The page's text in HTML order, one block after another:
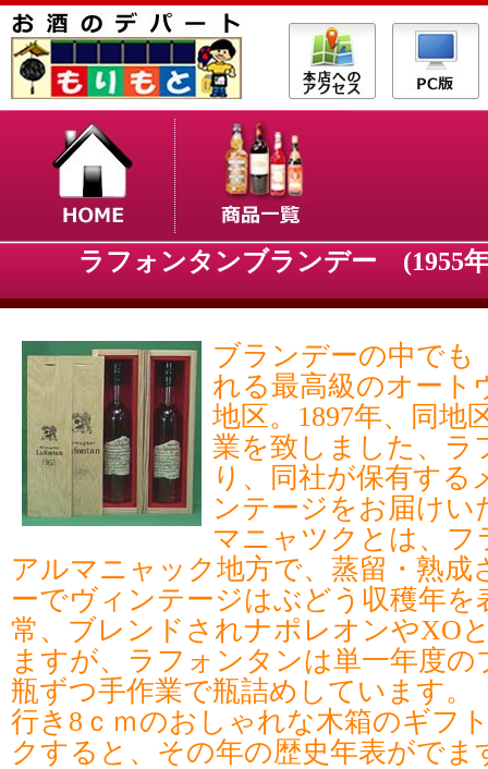
ラフォンタンブランデー (1955年
ブランデーの中でも
れる最高級のオート
地区。1897年、同地
業を致しました、ラ
り、同社が保有する
ンテージをお届けい
マニャツクとは、フ
アルマニャック地方で、蒸留・熟成
ーでヴィンテージはぶどう収穫年を
常、ブレンドされナポレオンやXO
ますが、ラフォンタンは単一年度
瓶ずつ手作業で瓶詰めしています
行き8ｃｍのおしゃれな木箱のギフ
クすると、その年の歴史年表がでま